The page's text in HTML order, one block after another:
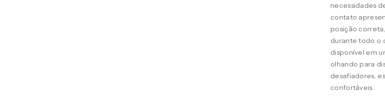
necessidades
contato
posição
durante todo o
disponível em
olhando para
desafiadores,
confortáveis.